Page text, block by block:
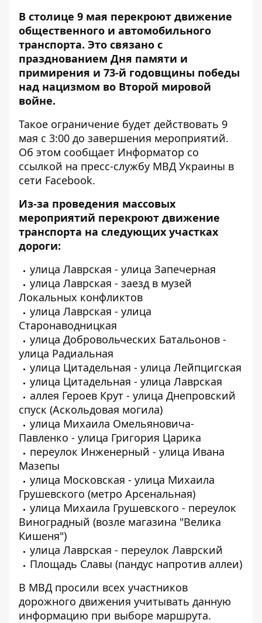
В столице 9 мая перекроют движение
общественного и автомобильного
транспорта. Это связано с
празднованием Дня памяти и
примирения и 73-й годовщины победы
над нацизмом во Второй мировой
войне.
Такое ограничение будет действовать 9
мая с 3:00 до завершения мероприятий.
Об этом сообщает Информатор со
ссылкой на пресс-службу МВД Украины в
сети Facebook.
Из-за проведения массовых
мероприятий перекроют движение
транспорта на следующих участках
дороги:
улица Лаврская - улица Запечерная
улица Лаврская - заезд в музей
Локальных конфликтов
улица Лаврская - улица
Старонаводницкая
улица Добровольческих Батальонов -
улица Радиальная
улица Цитадельная - улица Лейпцигская
улица Цитадельная - улица Лаврская
аллея Героев Крут - улица Днепровский
спуск (Аскольдовая могила)
улица Михаила Омельяновича-
Павленко - улица Григория Царика
переулок Инженерный - улица Ивана
Мазепы
улица Московская - улица Михаила
Грушевского (метро Арсенальная)
улица Михаила Грушевского - переулок
Виноградный (возле магазина "Велика
Кишеня")
улица Лаврская - переулок Лаврский
Площадь Славы (пандус напротив аллеи)
В МВД просили всех участников
дорожного движения учитывать данную
информацию при выборе маршрута.